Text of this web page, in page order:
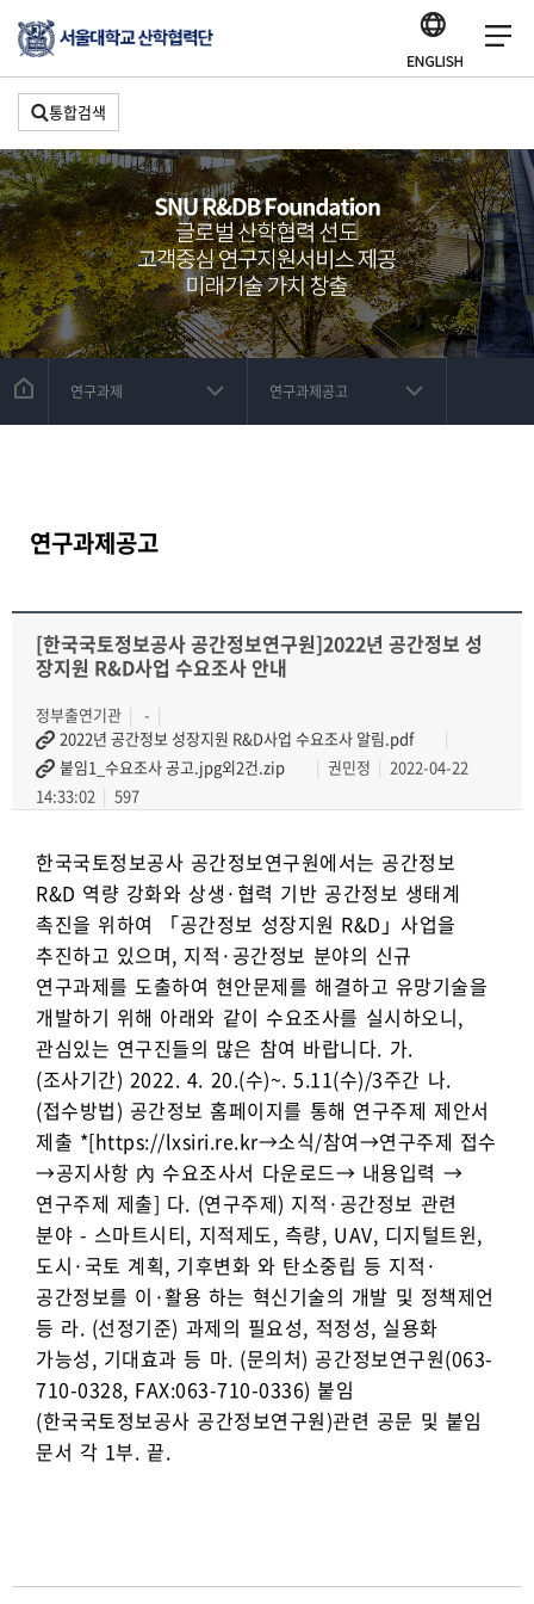
통합검색
연구과제 연구과제공고
연구과제공고
[한국국토정보공사 공간정보연구원]2022년 공간정보 성
장지원 R&D사업 수요조사 안내
정부출연기관
-
2022년 공간정보 성장지원 R&D사업 수요조사 알림.pdf
붙임1_수요조사 공고.jpg외2건.zip
권민정
2022-04-22
14:33:02
597
한국국토정보공사 공간정보연구원에서는 공간정보
R&D 역량 강화와 상생·협력 기반 공간정보 생태계
촉진을 위하여 「공간정보 성장지원 R&D」사업을
추진하고 있으며, 지적·공간정보 분야의 신규
연구과제를 도출하여 현안문제를 해결하고 유망기술을
개발하기 위해 아래와 같이 수요조사를 실시하오니,
관심있는 연구진들의 많은 참여 바랍니다. 가.
(조사기간) 2022. 4. 20.(수)~. 5.11(수)/3주간 나.
(접수방법) 공간정보 홈페이지를 통해 연구주제 제안서
제출 *[https://lxsiri.re.kr→소식/참여→연구주제 접수
→공지사항 內 수요조사서 다운로드→ 내용입력 →
연구주제 제출] 다. (연구주제) 지적·공간정보 관련
분야 - 스마트시티, 지적제도, 측량, UAV, 디지털트윈,
도시·국토 계획, 기후변화 와 탄소중립 등 지적·
공간정보를 이·활용 하는 혁신기술의 개발 및 정책제언
등 라. (선정기준) 과제의 필요성, 적정성, 실용화
가능성, 기대효과 등 마. (문의처) 공간정보연구원(063-
710-0328, FAX:063-710-0336) 붙임
(한국국토정보공사 공간정보연구원)관련 공문 및 붙임
문서 각 1부. 끝.